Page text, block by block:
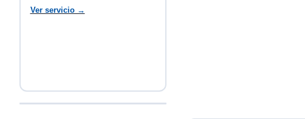
Ver servicio →